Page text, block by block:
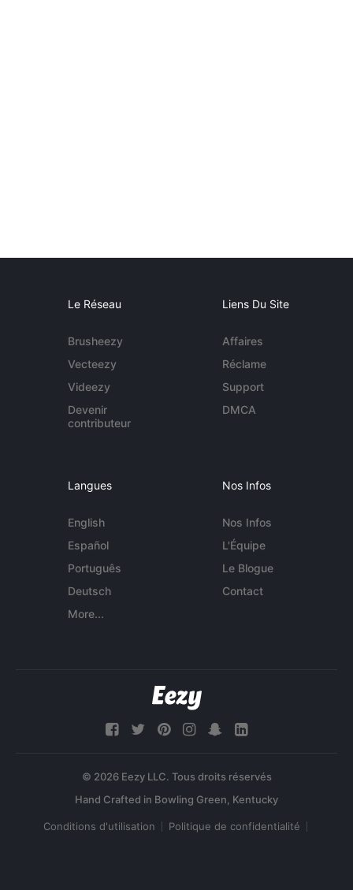
Le Réseau
Brusheezy
Vecteezy
Videezy
Devenir
contributeur
Liens Du Site
Affaires
Réclame
Support
DMCA
Langues
English
Español
Português
Deutsch
More...
Nos Infos
Nos Infos
L'Équipe
Le Blogue
Contact
© 2026 Eezy LLC. Tous droits réservés
Conditions d'utilisation Politique de confidentialité